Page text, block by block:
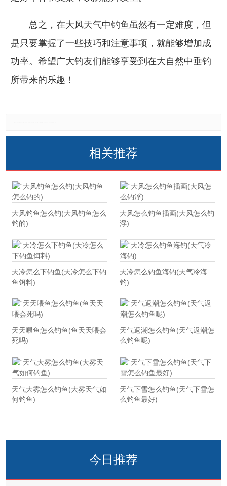
总之，在大风天气中钓鱼虽然有一定难度，但
是只要掌握了一些技巧和注意事项，就能够增加成
功率。希望广大钓友们能够享受到在大自然中垂钓
所带来的乐趣！
相关推荐
大风钓鱼怎么钓(大风钓鱼怎么
钓的)
大风怎么钓鱼插画(大风怎么钓
浮)
天冷怎么下钓鱼(天冷怎么下钓
鱼饵料)
天冷怎么钓鱼海钓(天气冷海
钓)
天天喂鱼怎么钓鱼(鱼天天喂会
死吗)
天气返潮怎么钓鱼(天气返潮怎
么钓鱼呢)
天气大雾怎么钓鱼(大雾天气如
何钓鱼)
天气下雪怎么钓鱼(天气下雪怎
么钓鱼最好)
今日推荐